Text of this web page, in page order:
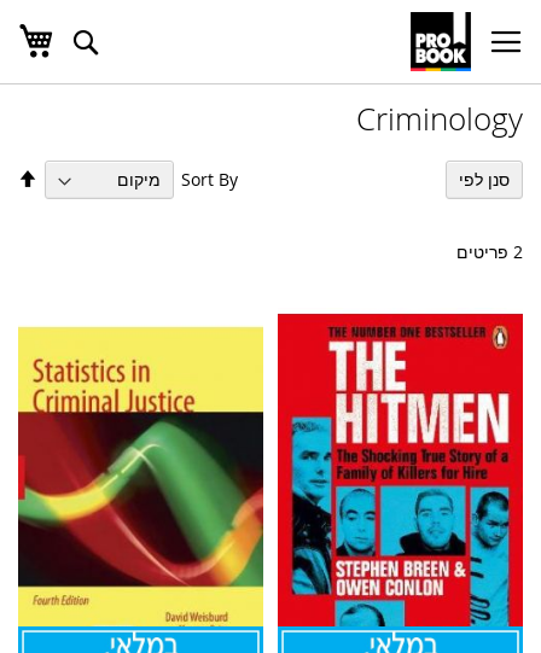
Skip
חפש
Criminology
2 פריטים
Sort By סנן לפי